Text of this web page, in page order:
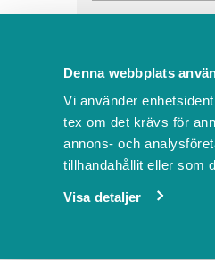
Denna webbplats
Vi använder
tex om det krävs för
annons- och
tillhandahållit eller som
Visa detaljer